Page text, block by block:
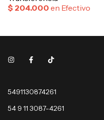
5491130874261
54 9 11 3087-4261